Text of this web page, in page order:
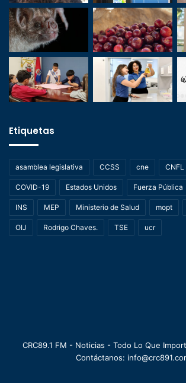
Etiquetas
asamblea legislativa CCSS cne CNFL
COVID-19 Estados Unidos Fuerza Pública
INS MEP Ministerio de Salud mopt
OIJ Rodrigo Chaves. TSE ucr
CRC89.1 FM - Noticias - Todo Lo Que
Contáctanos: